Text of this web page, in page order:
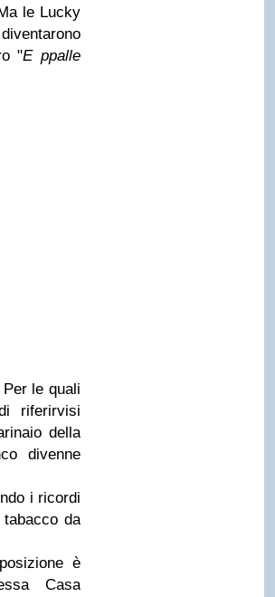
le Lucky
"E ppalle
le quali
riferirvisi
della
divenne
i ricordi
da
è
Casa